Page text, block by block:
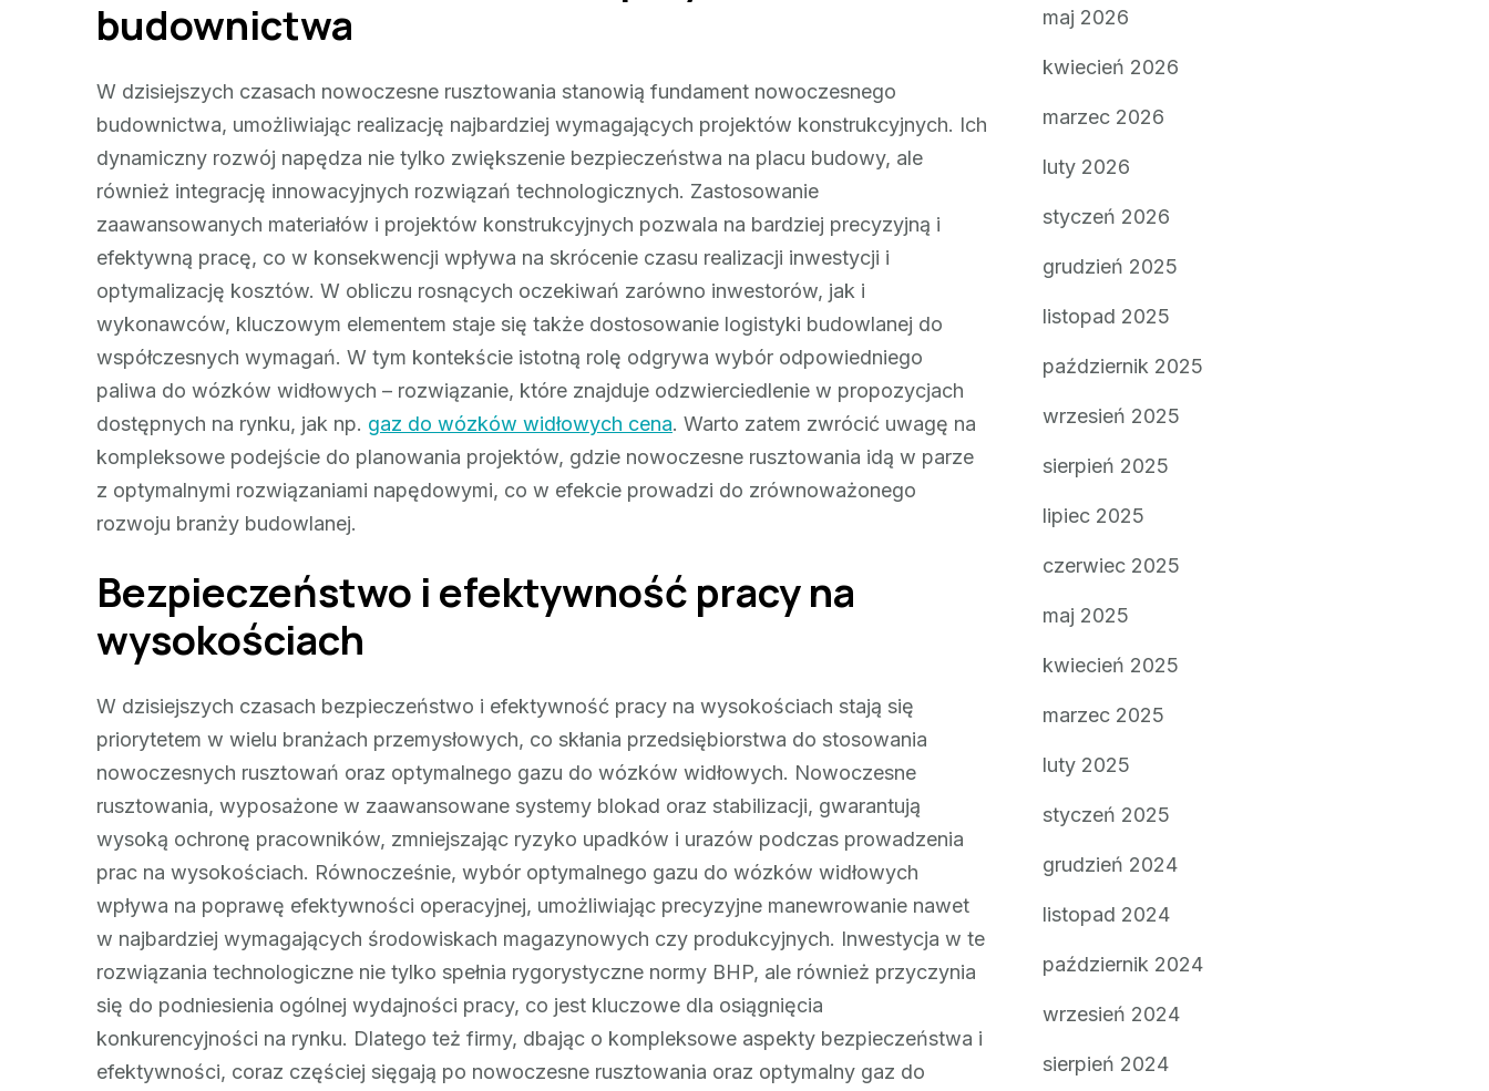
budownictwa
W dzisiejszych czasach nowoczesne rusztowania stanowią fundament nowoczesnego
budownictwa, umożliwiając realizację najbardziej wymagających projektów konstrukcyjnych. Ich
dynamiczny rozwój napędza nie tylko zwiększenie bezpieczeństwa na placu budowy, ale
również integrację innowacyjnych rozwiązań technologicznych. Zastosowanie
zaawansowanych materiałów i projektów konstrukcyjnych pozwala na bardziej precyzyjną i
efektywną pracę, co w konsekwencji wpływa na skrócenie czasu realizacji inwestycji i
optymalizację kosztów. W obliczu rosnących oczekiwań zarówno inwestorów, jak i
wykonawców, kluczowym elementem staje się także dostosowanie logistyki budowlanej do
współczesnych wymagań. W tym kontekście istotną rolę odgrywa wybór odpowiedniego
paliwa do wózków widłowych – rozwiązanie, które znajduje odzwierciedlenie w propozycjach
dostępnych na rynku, jak np. gaz do wózków widłowych cena. Warto zatem zwrócić uwagę na
kompleksowe podejście do planowania projektów, gdzie nowoczesne rusztowania idą w parze
z optymalnymi rozwiązaniami napędowymi, co w efekcie prowadzi do zrównoważonego
rozwoju branży budowlanej.
Bezpieczeństwo i efektywność pracy na
wysokościach
W dzisiejszych czasach bezpieczeństwo i efektywność pracy na wysokościach stają się
priorytetem w wielu branżach przemysłowych, co skłania przedsiębiorstwa do stosowania
nowoczesnych rusztowań oraz optymalnego gazu do wózków widłowych. Nowoczesne
rusztowania, wyposażone w zaawansowane systemy blokad oraz stabilizacji, gwarantują
wysoką ochronę pracowników, zmniejszając ryzyko upadków i urazów podczas prowadzenia
prac na wysokościach. Równocześnie, wybór optymalnego gazu do wózków widłowych
wpływa na poprawę efektywności operacyjnej, umożliwiając precyzyjne manewrowanie nawet
w najbardziej wymagających środowiskach magazynowych czy produkcyjnych. Inwestycja w te
rozwiązania technologiczne nie tylko spełnia rygorystyczne normy BHP, ale również przyczynia
się do podniesienia ogólnej wydajności pracy, co jest kluczowe dla osiągnięcia
konkurencyjności na rynku. Dlatego też firmy, dbając o kompleksowe aspekty bezpieczeństwa i
efektywności, coraz częściej sięgają po nowoczesne rusztowania oraz optymalny gaz do
maj 2026
kwiecień 2026
marzec 2026
luty 2026
styczeń 2026
grudzień 2025
listopad 2025
październik 2025
wrzesień 2025
sierpień 2025
lipiec 2025
czerwiec 2025
maj 2025
kwiecień 2025
marzec 2025
luty 2025
styczeń 2025
grudzień 2024
listopad 2024
październik 2024
wrzesień 2024
sierpień 2024